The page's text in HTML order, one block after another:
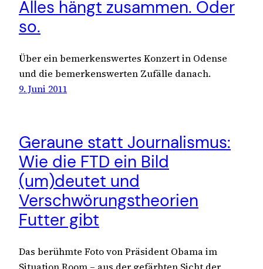
Alles hängt zusammen. Oder
so.
Über ein bemerkenswertes Konzert in Odense
und die bemerkenswerten Zufälle danach.
9. Juni 2011
Geraune statt Journalismus:
Wie die FTD ein Bild
(um)deutet und
Verschwörungstheorien
Futter gibt
Das berühmte Foto von Präsident Obama im